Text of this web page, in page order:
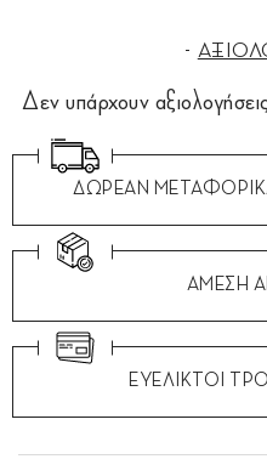
Δεν υπάρχουν
ΔΩΡΕΑΝ
ΑΜΕΣΗ
ΕΥΕΛΙΚΤΟΙ